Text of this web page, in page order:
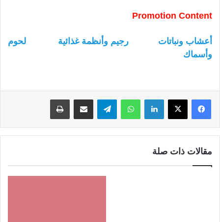
Promotion Content
أعشاب ونباتات رجيم وأنظمة غذائية
لحوم
وأسماك
لينكدإن واتساب
مقالات ذات صلة